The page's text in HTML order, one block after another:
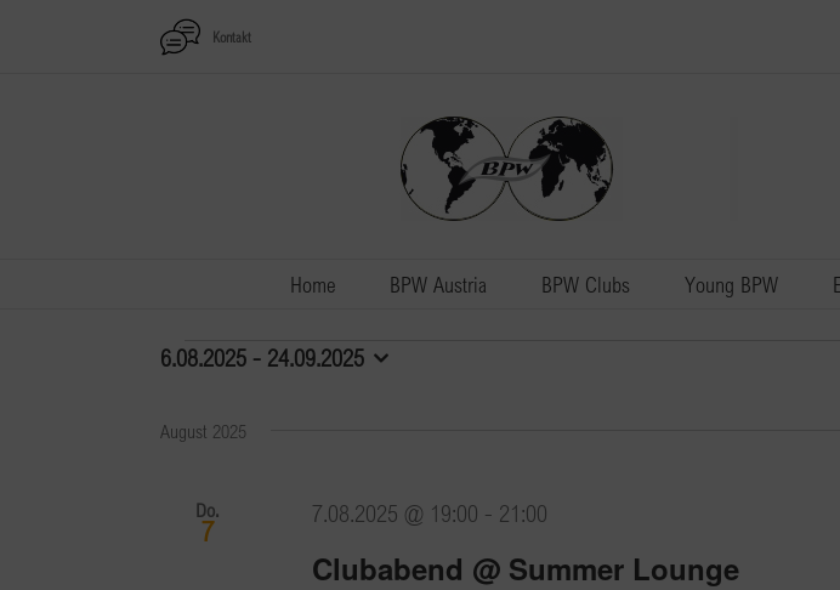
Kontakt
Home BPW Austria BPW Clubs Young BPW
Veranstaltungen
6.08.2025 - 24.09.2025
August 2025
Do.
7
Clubabend @ Summer Lounge
7.08.2025 @ 19:00 - 21:00